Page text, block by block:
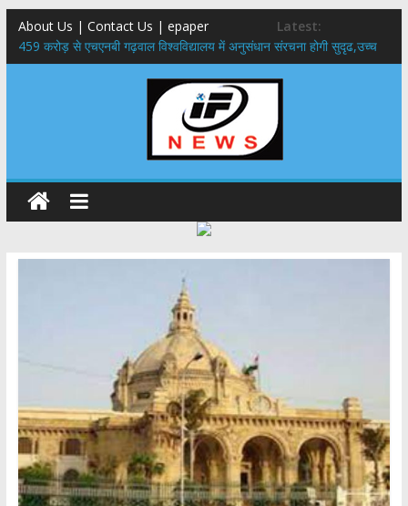
About Us | Contact Us | epaper
Latest:
459 करोड़ से एचएनबी गढ़वाल विश्वविद्यालय में अनुसंधान संरचना होगी सुदृढ,उच्च
शिक्षा मंत्री धन सिंह रावत ने नवनियुक्त केन्द्रीय शिक्षा मंत्री से की मुलाकात
राष्ट्रीय हथकरघा दिवस पर मुख्यमंत्री धामी ने उत्कृष्ट बुनकरों और हस्तशिल्प
​धामी कैबिनेट का बड़ा फैसला: पशुपालकों को 60% तक सब्सिडी, गंगा एक्सप्रेसवे का
​हरिद्वार से वीरभद्र (ऋषिकेश) तक निकली BJYM की भव्य कांवड़ यात्रा; तेजस्वी
सूर्या ने की देश व प्रदेशवासियों के कल्याण की कामना
24×7 अलर्ट मोड में रहें अधिकारी-मुख्य सचिव मानसून-एसईओसी से मुख्य सचिव ने
की विस्तृत समीक्षा कहा-बंद सड़कों को शीघ्र खोला जाए, लोगों को न हो दिक्कत